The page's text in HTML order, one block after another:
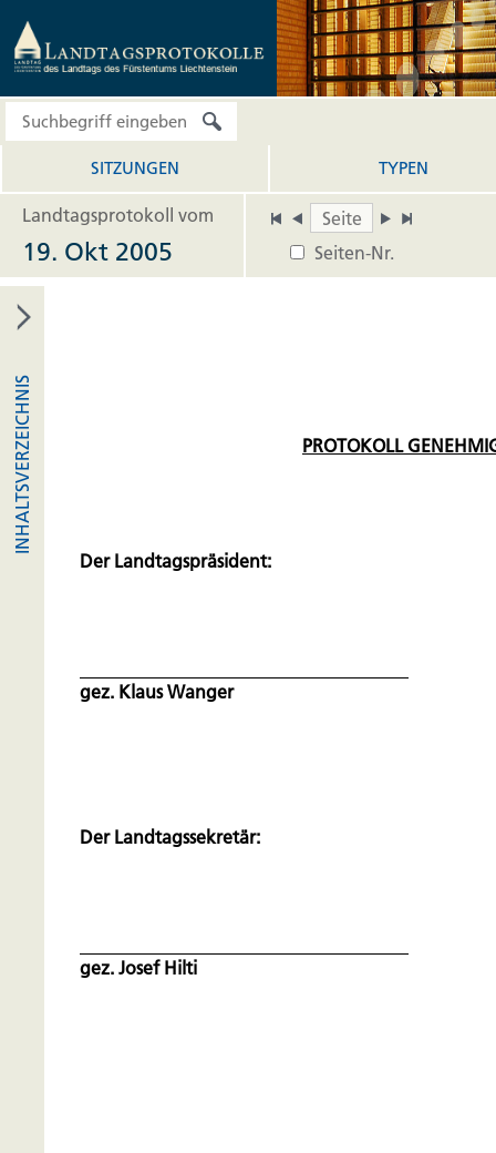
SITZUNGEN TYPEN
Landtagsprotokoll vom
Seiten-Nr.
19. Okt 2005
INHALTSVERZEICHNIS PROTOKOLL
Der Landtagspräsident:
gez. Klaus Wanger
Der Landtagssekretär:
gez. Josef Hilti